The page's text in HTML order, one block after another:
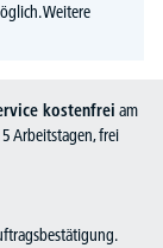
Weitere
kostenfrei am
Arbeitstagen, frei